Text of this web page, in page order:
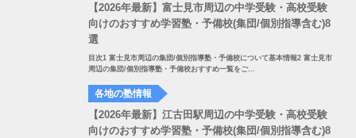
【2026年最新】富士見市周辺の中学受験・高校受験
向けのおすすめ学習塾・予備校(集団/個別指導含む)8
選
目次1 富士見市周辺の集団/個別指導塾・予備校について基本情報2 富士見市
周辺の集団/個別指導塾・予備校おすすめ一覧をご...
各地の塾情報
【2026年最新】江古田駅周辺の中学受験・高校受験
向けのおすすめ学習塾・予備校(集団/個別指導含む)8